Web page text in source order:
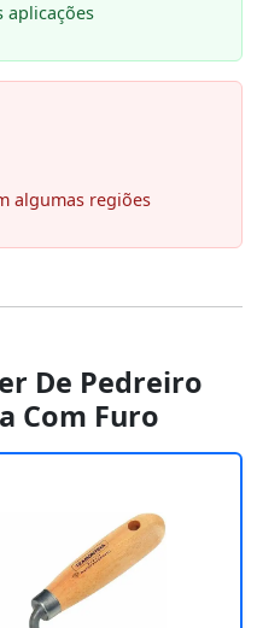
aplicações
algumas regiões
De Pedreiro
Com Furo